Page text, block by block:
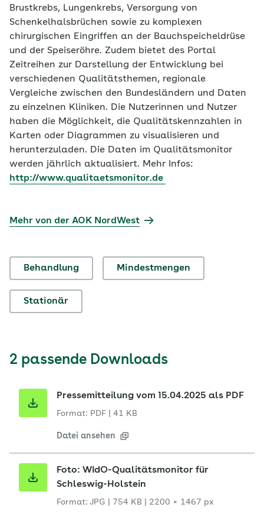
Brustkrebs, Lungenkrebs, Versorgung von
Schenkelhalsbrüchen sowie zu komplexen
chirurgischen Eingriffen an der Bauchspeicheldrüse
und der Speiseröhre. Zudem bietet des Portal
Zeitreihen zur Darstellung der Entwicklung bei
verschiedenen Qualitätsthemen, regionale
Vergleiche zwischen den Bundesländern und Daten
zu einzelnen Kliniken. Die Nutzerinnen und Nutzer
haben die Möglichkeit, die Qualitätskennzahlen in
Karten oder Diagrammen zu visualisieren und
herunterzuladen. Die Daten im Qualitätsmonitor
werden jährlich aktualisiert. Mehr Infos:
http://www.qualitaetsmonitor.de
Mehr von der AOK NordWest
Behandlung Mindestmengen
Stationär
2 passende Downloads
Pressemitteilung vom 15.04.2025 als PDF
Format: PDF 41 KB
Datei ansehen
Foto: WIdO-Qualitätsmonitor für
Schleswig-Holstein
Format: JPG 754 KB
2200 × 1467 px